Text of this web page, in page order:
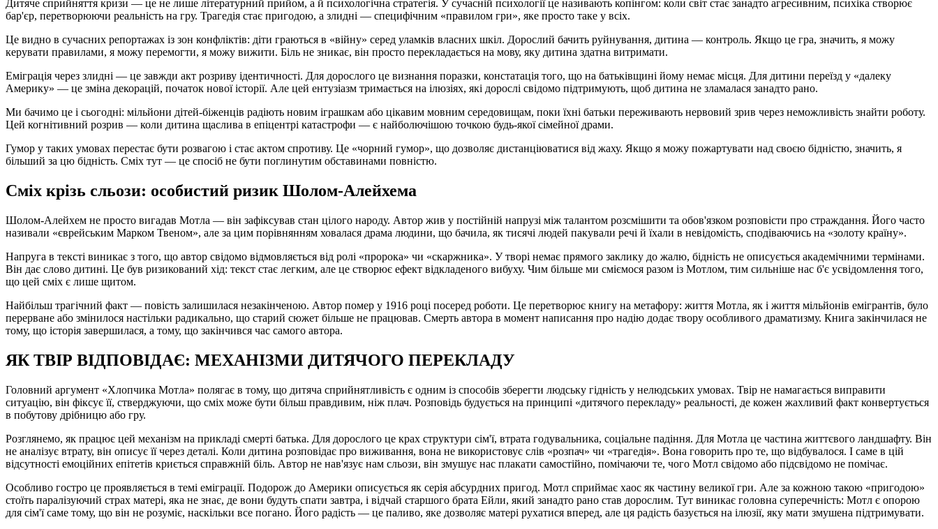
Дитяче сприйняття кризи — це не лише літературний прийом, а й психологічна стратегія. У сучасній психології це називають копінгом: коли світ стає занадто агресивним, психіка створює
бар'єр, перетворюючи реальність на гру. Трагедія стає пригодою, а злидні — специфічним «правилом гри», яке просто таке у всіх.
Це видно в сучасних репортажах із зон конфліктів: діти граються в «війну» серед уламків власних шкіл. Дорослий бачить руйнування, дитина — контроль. Якщо це гра, значить, я можу
керувати правилами, я можу перемогти, я можу вижити. Біль не зникає, він просто перекладається на мову, яку дитина здатна витримати.
Еміграція через злидні — це завжди акт розриву ідентичності. Для дорослого це визнання поразки, констатація того, що на батьківщині йому немає місця. Для дитини переїзд у «далеку
Америку» — це зміна декорацій, початок нової історії. Але цей ентузіазм тримається на ілюзіях, які дорослі свідомо підтримують, щоб дитина не зламалася занадто рано.
Ми бачимо це і сьогодні: мільйони дітей-біженців радіють новим іграшкам або цікавим мовним середовищам, поки їхні батьки переживають нервовий зрив через неможливість знайти роботу.
Цей когнітивний розрив — коли дитина щаслива в епіцентрі катастрофи — є найболючішою точкою будь-якої сімейної драми.
Гумор у таких умовах перестає бути розвагою і стає актом спротиву. Це «чорний гумор», що дозволяє дистанціюватися від жаху. Якщо я можу пожартувати над своєю бідністю, значить, я
більший за цю бідність. Сміх тут — це спосіб не бути поглинутим обставинами повністю.
Сміх крізь сльози: особистий ризик Шолом-Алейхема
Шолом-Алейхем не просто вигадав Мотла — він зафіксував стан цілого народу. Автор жив у постійній напрузі між талантом розсмішити та обов'язком розповісти про страждання. Його часто
називали «єврейським Марком Твеном», але за цим порівнянням ховалася драма людини, що бачила, як тисячі людей пакували речі й їхали в невідомість, сподіваючись на «золоту країну».
Напруга в тексті виникає з того, що автор свідомо відмовляється від ролі «пророка» чи «скаржника». У творі немає прямого заклику до жалю, бідність не описується академічними термінами.
Він дає слово дитині. Це був ризикований хід: текст стає легким, але це створює ефект відкладеного вибуху. Чим більше ми сміємося разом із Мотлом, тим сильніше нас б'є усвідомлення того,
що цей сміх є лише щитом.
Найбільш трагічний факт — повість залишилася незакінченою. Автор помер у 1916 році посеред роботи. Це перетворює книгу на метафору: життя Мотла, як і життя мільйонів емігрантів, було
перерване або змінилося настільки радикально, що старий сюжет більше не працював. Смерть автора в момент написання про надію додає твору особливого драматизму. Книга закінчилася не
тому, що історія завершилася, а тому, що закінчився час самого автора.
ЯК ТВІР ВІДПОВІДАЄ: МЕХАНІЗМИ ДИТЯЧОГО ПЕРЕКЛАДУ
Головний аргумент «Хлопчика Мотла» полягає в тому, що дитяча сприйнятливість є одним із способів зберегти людську гідність у нелюдських умовах. Твір не намагається виправити
ситуацію, він фіксує її, стверджуючи, що сміх може бути більш правдивим, ніж плач. Розповідь будується на принципі «дитячого перекладу» реальності, де кожен жахливий факт конвертується
в побутову дрібницю або гру.
Розглянемо, як працює цей механізм на прикладі смерті батька. Для дорослого це крах структури сім'ї, втрата годувальника, соціальне падіння. Для Мотла це частина життєвого ландшафту. Він
не аналізує втрату, він описує її через деталі. Коли дитина розповідає про виживання, вона не використовує слів «розпач» чи «трагедія». Вона говорить про те, що відбувалося. І саме в цій
відсутності емоційних епітетів криється справжній біль. Автор не нав'язує нам сльози, він змушує нас плакати самостійно, помічаючи те, чого Мотл свідомо або підсвідомо не помічає.
Особливо гостро це проявляється в темі еміграції. Подорож до Америки описується як серія абсурдних пригод. Мотл сприймає хаос як частину великої гри. Але за кожною такою «пригодою»
стоїть паралізуючий страх матері, яка не знає, де вони будуть спати завтра, і відчай старшого брата Ейли, який занадто рано став дорослим. Тут виникає головна суперечність: Мотл є опорою
для сім'ї саме тому, що він не розуміє, наскільки все погано. Його радість — це паливо, яке дозволяє матері рухатися вперед, але ця радість базується на ілюзії, яку мати змушена підтримувати.